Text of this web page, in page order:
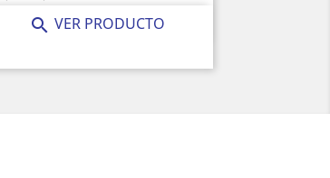
Precio
25,00 €
 VER PRODUCTO